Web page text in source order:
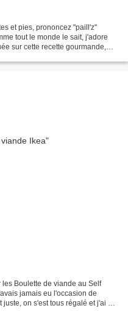
et pies, prononcez "paill'z"
tout le monde le sait, j'adore
sur cette recette gourmande,
Boulette de viande au Self
jamais eu l'occasion de
on s'est tous régalé et j'ai eu